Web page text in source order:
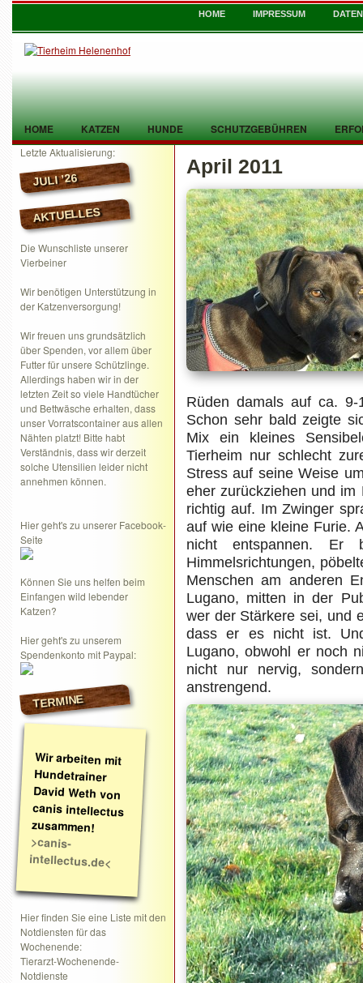
HOME IMPRESSUM
HOME KATZEN HUNDE SCHUTZGEBÜHREN
TIER GEFUNDEN KONTAKT
Letzte Aktualisierung:
JULI ’26
AKTUELLES
Die Wunschliste unserer
Vierbeiner
Wir benötigen Unterstützung in
der Katzenversorgung!
Wir freuen uns grundsätzlich
über Spenden, vor allem über
Futter für unsere Schützlinge.
Allerdings haben wir in der
letzten Zeit so viele Handtücher
und Bettwäsche erhalten, dass
unser Vorratscontainer aus allen
Nähten platzt! Bitte habt
Verständnis, dass wir derzeit
solche Utensilien leider nicht
annehmen können.
Hier geht's zu unserer Facebook-
Seite
Können Sie uns helfen beim
Einfangen wild lebender
Katzen?
Hier geht's zu unserem
Spendenkonto mit Paypal:
TERMINE
Wir arbeiten mit
Hundetrainer
David Weth von
canis intellectus
zusammen!
>canis-
intellectus.de<
Hier finden Sie eine Liste mit den
Notdiensten für das
Wochenende:
Tierarzt-Wochenende-
Notdienste
April 2011
Rüden damals auf ca.
Schon sehr bald zeigte
Mix ein kleines
Tierheim nur schlecht
Stress auf seine Weise
eher zurückziehen und im
richtig auf. Im Zwinger
auf wie eine kleine Furie.
nicht entspannen.
Himmelsrichtungen,
Menschen am anderen
Lugano, mitten in der
wer der Stärkere sei, und
dass er es nicht ist.
Lugano, obwohl er noch
nicht nur nervig,
anstrengend.